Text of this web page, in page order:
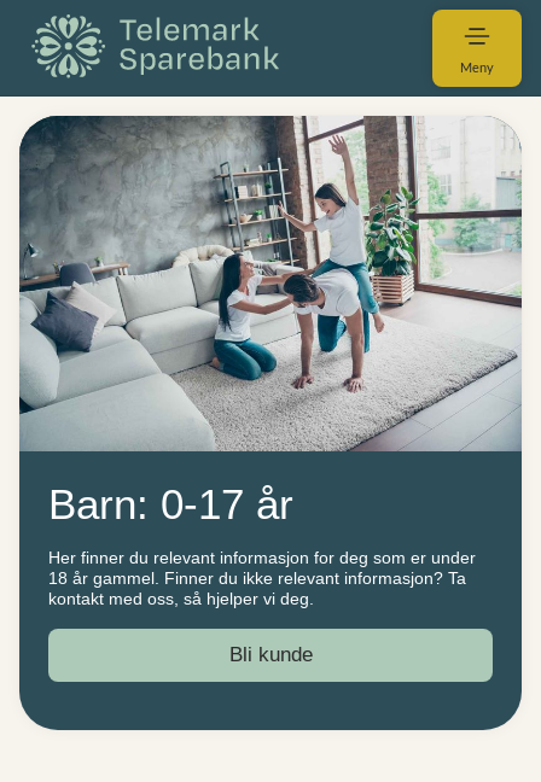
Meny
Barn: 0-17 år
Her finner du relevant informasjon for deg som er under
18 år gammel. Finner du ikke relevant informasjon? Ta
kontakt med oss, så hjelper vi deg.
Bli kunde